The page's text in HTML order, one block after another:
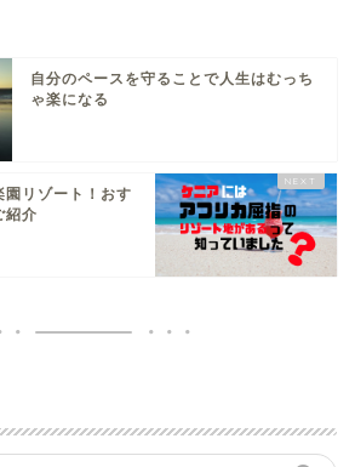
自分のペースを守ることで人生はむっち
ゃ楽になる
園リゾート！おす
紹介